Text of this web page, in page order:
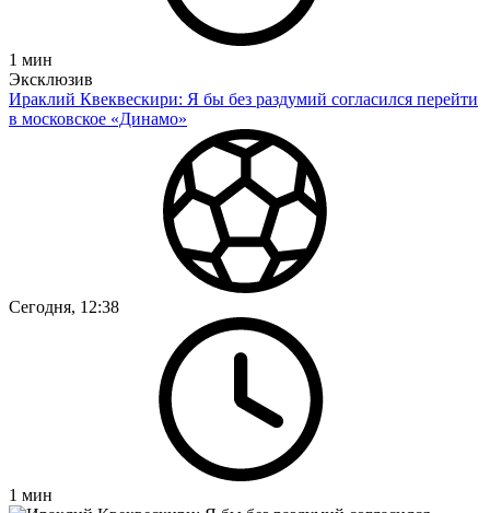
1 мин
Эксклюзив
Ираклий Квеквескири: Я бы без раздумий согласился перейти
в московское «Динамо»
Сегодня, 12:38
1 мин